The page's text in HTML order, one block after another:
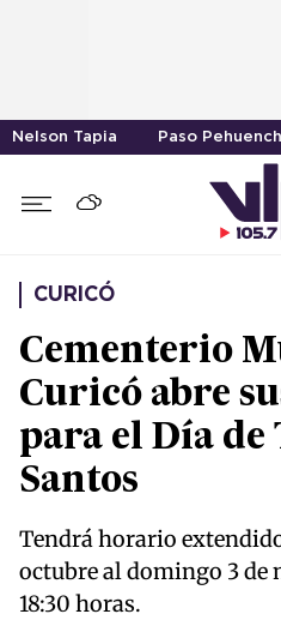
Nelson Tapia Paso
CURICÓ
Cementerio
Curicó abre
para el Día de
Santos
Tendrá horario extendido
octubre al domingo 3 de
18:30 horas.